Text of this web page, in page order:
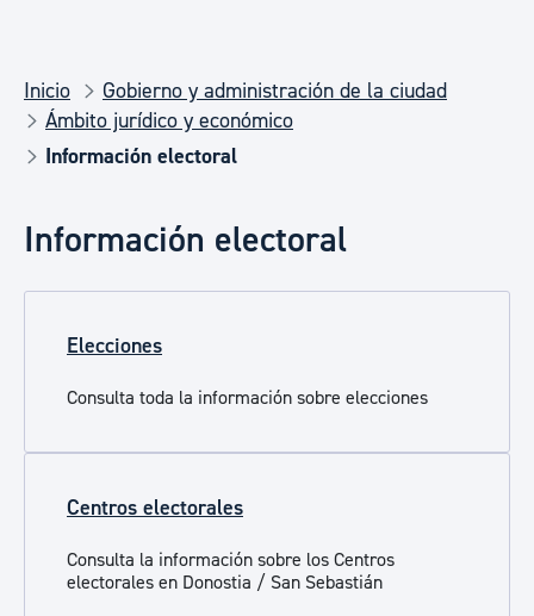
Inicio
Gobierno y administración de la ciudad
Ámbito jurídico y económico
Información electoral
Información electoral
Elecciones
Consulta toda la información sobre elecciones
Centros electorales
Consulta la información sobre los Centros
electorales en Donostia / San Sebastián